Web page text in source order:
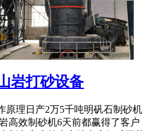
岩打砂设备
原理日产2万5千吨明矾石制砂机
高效制砂机6天前都赢得了客户